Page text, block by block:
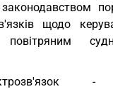
щодо
повітряним
-